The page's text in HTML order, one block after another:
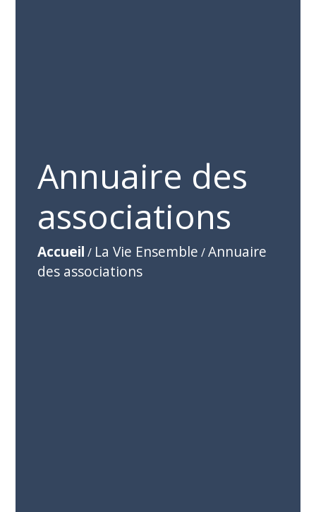
Annuaire des
associations
Accueil / La Vie Ensemble /Annuaire
des associations